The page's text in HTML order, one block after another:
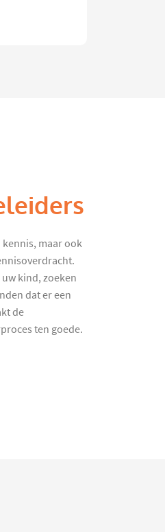
kennis, maar ook
kind, zoeken
dat er een
de
ten goede.